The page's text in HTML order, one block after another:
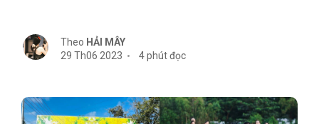
Theo HẢI MÂY
29 Th06 2023
4 phút đọc